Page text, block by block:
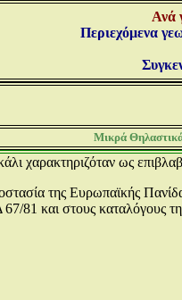
Ανά
Περιεχόμενα
Μικρά
χαρακτηριζόταν ως
της Ευρωπαϊκής
81 και στους καταλόγους